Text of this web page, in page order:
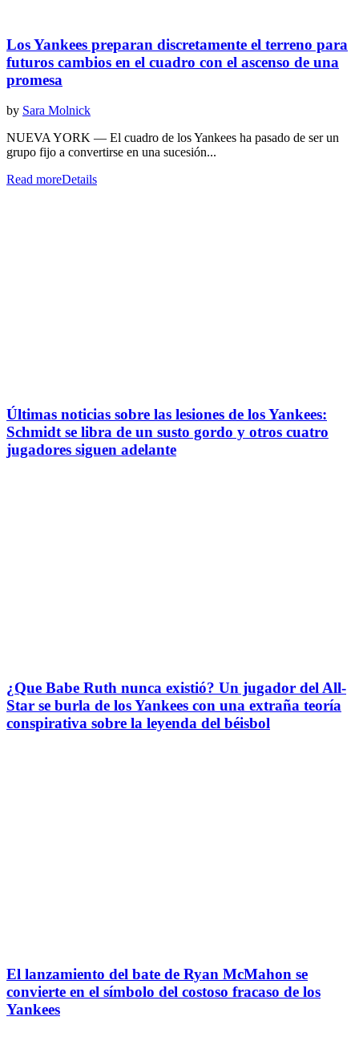
Los Yankees preparan discretamente el terreno para
futuros cambios en el cuadro con el ascenso de una
promesa
by Sara Molnick
NUEVA YORK — El cuadro de los Yankees ha pasado de ser un
grupo fijo a convertirse en una sucesión...
Read moreDetails
Últimas noticias sobre las lesiones de los Yankees:
Schmidt se libra de un susto gordo y otros cuatro
jugadores siguen adelante
¿Que Babe Ruth nunca existió? Un jugador del All-
Star se burla de los Yankees con una extraña teoría
conspirativa sobre la leyenda del béisbol
El lanzamiento del bate de Ryan McMahon se
convierte en el símbolo del costoso fracaso de los
Yankees